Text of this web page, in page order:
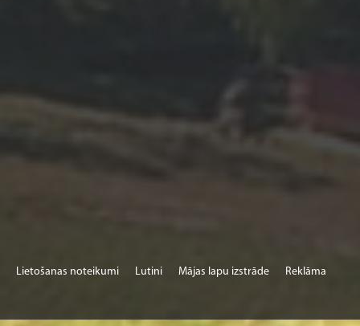
Lietošanas noteikumi Lutini Mājas lapu izstrāde Reklāma